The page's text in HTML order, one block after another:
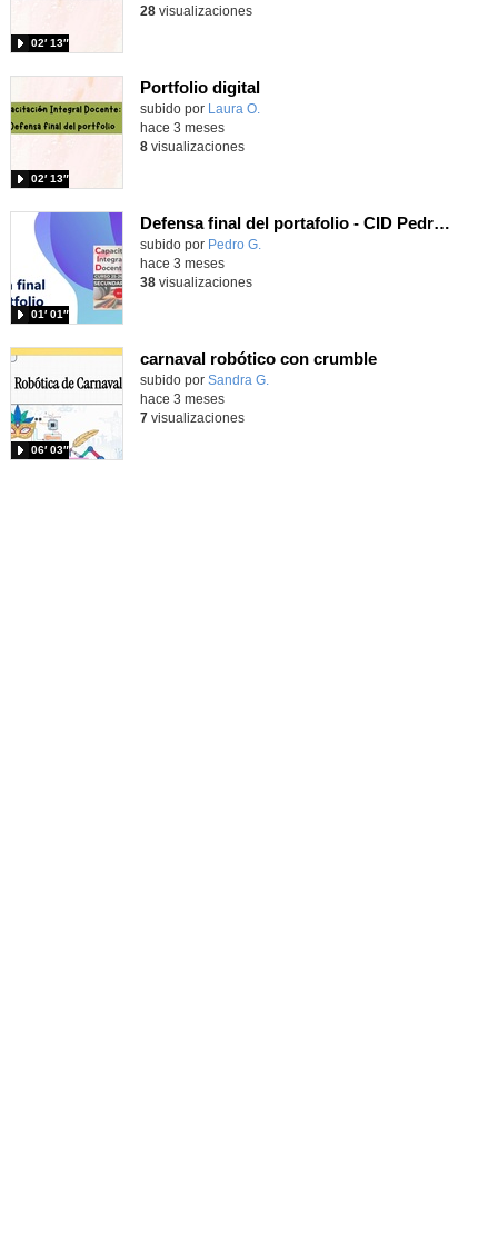
02′ 13″
28visualizaciones
Portfolio digital
Contenido educativo.
subido por Laura O.
02′ 13″
hace 3 meses
8visualizaciones
Defensa final del portafolio - CID Pedro González Grupo 08 Curso 2025/26
subido por Pedro G.
01′ 01″
hace 3 meses
38visualizaciones
carnaval robótico con crumble
Contenido educativo.
subido por Sandra G.
06′ 03″
hace 3 meses
7visualizaciones